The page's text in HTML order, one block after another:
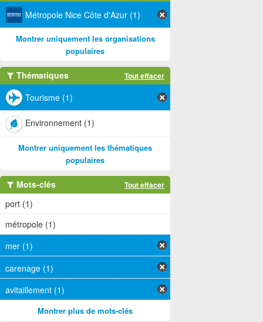
Métropole Nice Côte d'Azur (1)
Montrer uniquement les organisations
populaires
Thématiques Tout effacer
Tourisme (1)
Environnement (1)
Montrer uniquement les thématiques
populaires
Mots-clés Tout effacer
port (1)
métropole (1)
mer (1)
carenage (1)
avitaillement (1)
Montrer plus de mots-clés